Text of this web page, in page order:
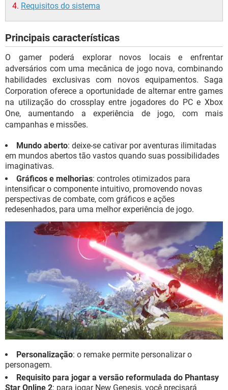
Requisitos do sistema
Principais características
O gamer poderá explorar novos locais e enfrentar
adversários com uma mecânica de jogo nova, combinando
habilidades exclusivas com novos equipamentos. Saga
Corporation oferece a oportunidade de alternar entre games
na utilização do crossplay entre jogadores do PC e Xbox
One, aumentando a experiência de jogo, com mais
campanhas e missões.
Mundo aberto: deixe-se cativar por aventuras ilimitadas
em mundos abertos tão vastos quando suas possibilidades
imaginativas.
Gráficos e melhorias: controles otimizados para
intensificar o componente intuitivo, promovendo novas
perspectivas de combate, com gráficos e ações
redesenhados, para uma melhor experiência de jogo.
Personalização: o remake permite personalizar o
personagem.
Requisito para jogar a versão reformulada do Phantasy
Star Online 2: para jogar New Genesis, você precisará